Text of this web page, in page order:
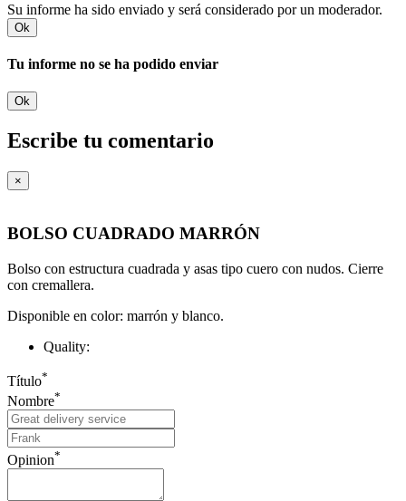
Su informe ha sido enviado y será considerado por un moderador.
Ok
Tu informe no se ha podido enviar
Ok
Escribe tu comentario
×
BOLSO CUADRADO MARRÓN
Bolso con estructura cuadrada y asas tipo cuero con nudos. Cierre
con cremallera.
Disponible en color: marrón y blanco.
Quality:
Título*
Nombre*
Opinion*